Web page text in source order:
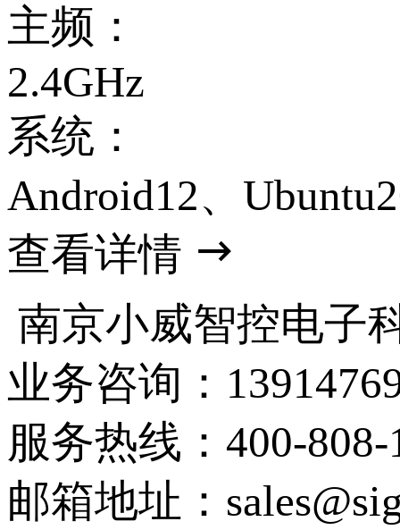
主频：
2.4GHz
系统：
Android12、
查看详情
南京小威智控电子
业务咨询：
服务热线：400-808-
邮箱地址：